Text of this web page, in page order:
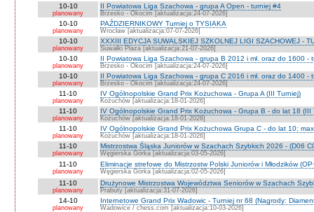
10-10
planowany
II Powiatowa Liga Szachowa - grupa A Open - turniej #4
Brzesko - Okocim [aktualizacja:24-07-2026]
10-10
planowany
PAŹDZIERNIKOWY Turniej o TYSIAKA
Wrocław [aktualizacja:07-07-2026]
10-10
planowany
XXXIII EDYCJA SUWALSKIEJ SZKOLNEJ LIGI SZACHOWEJ -
Suwałki Plaza [aktualizacja:21-07-2026]
10-10
planowany
II Powiatowa Liga Szachowa - grupa B 2012 i mł. oraz do 1600 -
Brzesko - Okocim [aktualizacja:24-07-2026]
10-10
planowany
II Powiatowa Liga Szachowa - grupa C 2016 i mł. oraz do 1400 -
Brzesko - Okocim [aktualizacja:24-07-2026]
11-10
planowany
IV Ogólnopolskie Grand Prix Kożuchowa - Grupa A (III Turniej)
Kożuchów [aktualizacja:18-01-2026]
11-10
planowany
IV Ogólnopolskie Grand Prix Kożuchowa - Grupa B - do lat 18 (III
Kożuchów [aktualizacja:18-01-2026]
11-10
planowany
IV Ogólnopolskie Grand Prix Kożuchowa Grupa C - do lat 10;
Kożuchów [aktualizacja:18-01-2026]
11-10
planowany
Mistrzostwa Śląska Juniorów w Szachach Szybkich 2026 - (D06
Węgierska Górka [aktualizacja:03-05-2026]
11-10
planowany
Eliminacje strefowe do Mistrzostw Polski Juniorów i Młodzików
Węgierska Górka [aktualizacja:02-05-2026]
11-10
planowany
Drużynowe Mistrzostwa Województwa Seniorów w Szachach
Prabuty [aktualizacja:31-07-2026]
14-10
planowany
Internetowe Grand Prix Wadowic - Turniej nr 68 (Nagrody:
Wadowice / chess.com [aktualizacja:10-03-2026]